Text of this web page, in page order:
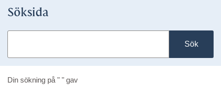
Söksida
Sök
Din sökning på " " gav